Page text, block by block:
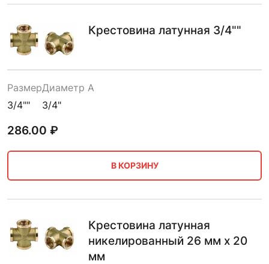
Крестовина латунная 3/4""
Размер
3/4""
Диаметр A
3/4"
286.00 ₽
В КОРЗИНУ
Крестовина латунная
никелированный 26 мм х 20
мм